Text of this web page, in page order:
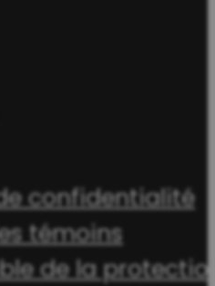
confidentialité
témoins
de la